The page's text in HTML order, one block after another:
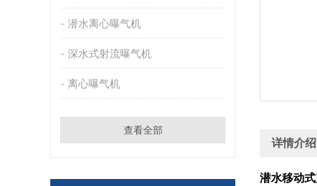
潜水离心曝气机
深水式射流曝气机
离心曝气机
查看全部
详情介绍
潜水移动